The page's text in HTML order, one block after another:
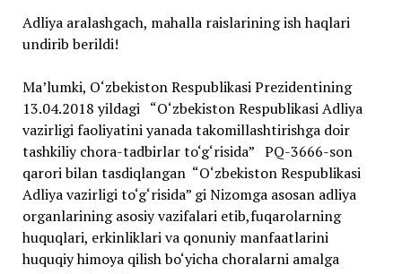
Adliya aralashgach, mahalla raislarining ish haqlari
undirib berildi!
Ma’lumki, O‘zbekiston Respublikasi Prezidentining
13.04.2018 yildagi “O‘zbekiston Respublikasi Adliya
vazirligi faoliyatini yanada takomillashtirishga doir
tashkiliy chora-tadbirlar to‘g‘risida” PQ-3666-son
qarori bilan tasdiqlangan “O‘zbekiston Respublikasi
Adliya vazirligi to‘g‘risida” gi Nizomga asosan adliya
organlarining asosiy vazifalari etib,fuqarolarning
huquqlari, erkinliklari va qonuniy manfaatlarini
huquqiy himoya qilish bo‘yicha choralarni amalga